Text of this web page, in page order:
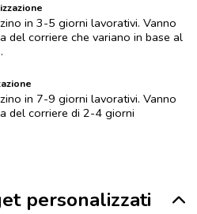
in 3-5 giorni lavorativi. Vanno
del corriere che variano in base al
in 7-9 giorni lavorativi. Vanno
del corriere di 2-4 giorni
personalizzati